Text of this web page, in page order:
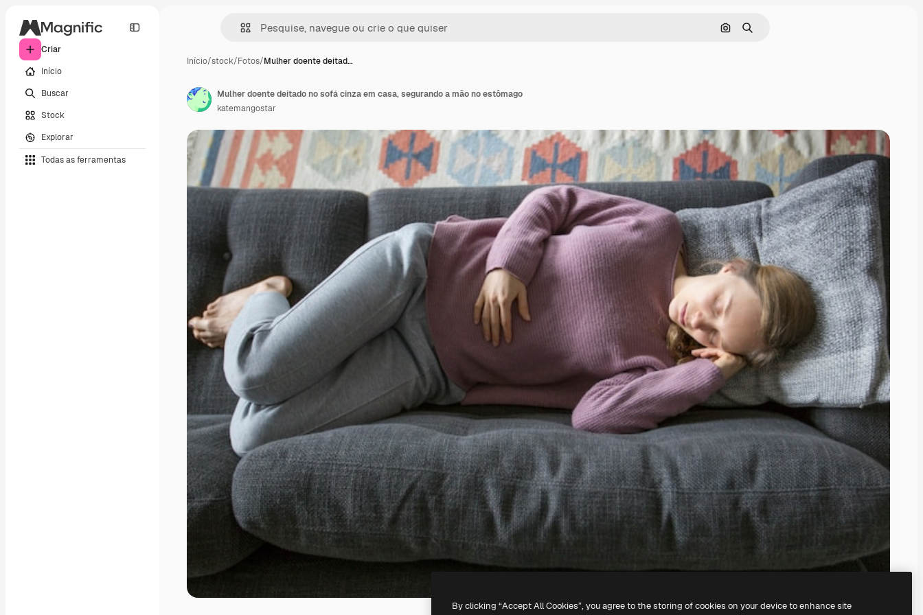
Criar
Início
Buscar
Stock
Explorar
Todas as ferramentas
Pesquisar por imagem
Buscar
Início/stock/Fotos/Mulher doente deitad…
Mulher doente deitado no sofá cinza em casa, segurando a mão no estômago
katemangostar
By clicking “Accept All Cookies”, you agree to the storing of cookies on your device to enhance site